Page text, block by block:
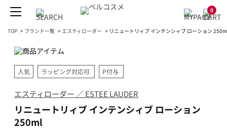
0
TOP > ブランド一覧 > エスティローダー > リニュートリィブ インテンシィブ ローション
人気 ラッピング対応可 P付与
エスティローダー ／ ESTEE LAUDER
リニュートリィブ インテンシィブ ローション
250ml